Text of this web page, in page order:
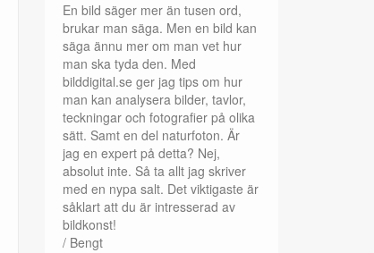
En bild säger mer än tusen ord,
brukar man säga. Men en bild kan
säga ännu mer om man vet hur
man ska tyda den. Med
bilddigital.se ger jag tips om hur
man kan analysera bilder, tavlor,
teckningar och fotografier på olika
sätt. Samt en del naturfoton. Är
jag en expert på detta? Nej,
absolut inte. Så ta allt jag skriver
med en nypa salt. Det viktigaste är
såklart att du är intresserad av
bildkonst!
/ Bengt